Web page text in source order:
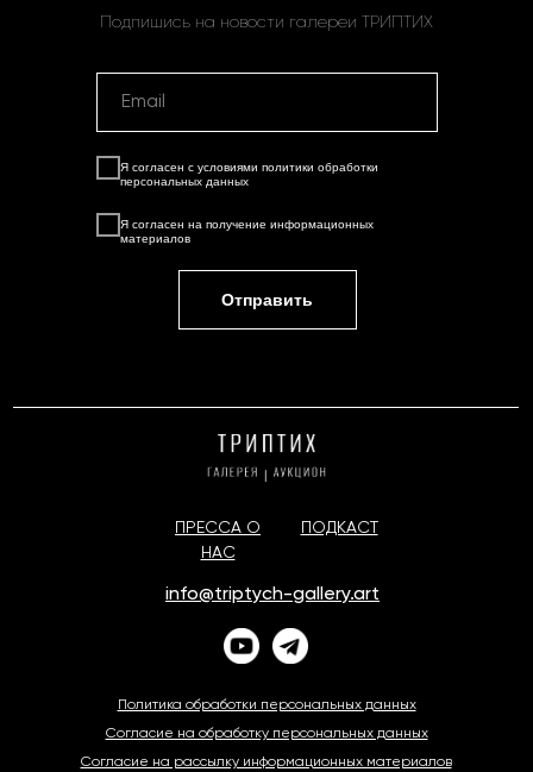
Подпишись на новости галереи ТРИПТИХ
Я согласен с условиями политики обработки
персональных данных
Я согласен на получение информационных
материалов
Отправить
Политика обработки персональных данных
Согласие на обработку персональных данных
Согласие на рассылку информационных материалов
info@triptych-gallery.art
ПРЕССА О
НАС
ПОДКАСТ